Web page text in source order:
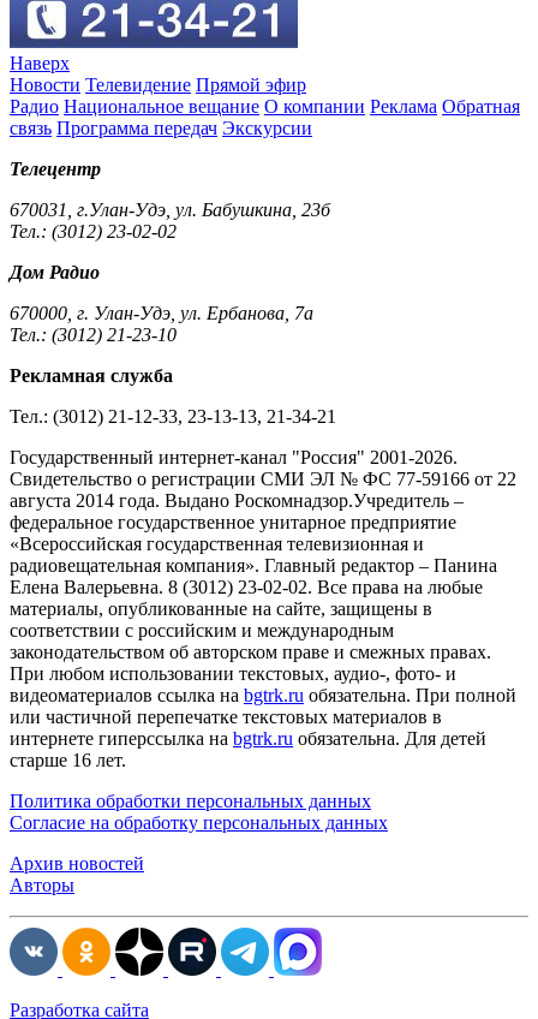
Наверх
Новости Телевидение Прямой эфир
Радио Национальное вещание О компании Реклама Обратная
связь Программа передач Экскурсии
Телецентр
670031, г.Улан-Удэ, ул. Бабушкина, 23б
Тел.: (3012) 23-02-02
Дом Радио
670000, г. Улан-Удэ, ул. Ербанова, 7а
Тел.: (3012) 21-23-10
Рекламная служба
Тел.: (3012) 21-12-33, 23-13-13, 21-34-21
Государственный интернет-канал "Россия" 2001-2026.
Cвидетельство о регистрации СМИ ЭЛ № ФС 77-59166 от 22
августа 2014 года. Выдано Роскомнадзор.Учредитель –
федеральное государственное унитарное предприятие
«Всероссийская государственная телевизионная и
радиовещательная компания». Главный редактор – Панина
Елена Валерьевна. 8 (3012) 23-02-02. Все права на любые
материалы, опубликованные на сайте, защищены в
соответствии с российским и международным
законодательством об авторском праве и смежных правах.
При любом использовании текстовых, аудио-, фото- и
видеоматериалов ссылка на bgtrk.ru обязательна. При полной
или частичной перепечатке текстовых материалов в
интернете гиперссылка на bgtrk.ru обязательна. Для детей
старше 16 лет.
Политика обработки персональных данных
Согласие на обработку персональных данных
Архив новостей
Авторы
Разработка сайта